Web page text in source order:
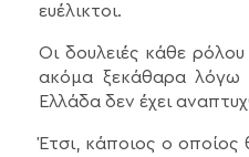
ευέλικτοι.
Οι δουλειές κάθε
ακόμα ξεκάθαρα λόγω
Ελλάδα δεν έχει
Έτσι, κάποιος ο οποίος